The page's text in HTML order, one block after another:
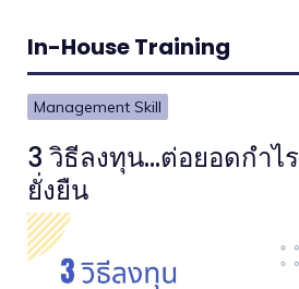
In-House Training
Management Skill
3 วิธีลงทุน…ต่อยอดกำไร
ยั่งยืน